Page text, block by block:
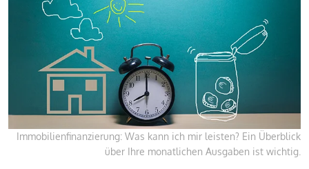
Immobilienfinanzierung: Was kann ich mir leisten? Ein Überblick
über Ihre monatlichen Ausgaben ist wichtig.